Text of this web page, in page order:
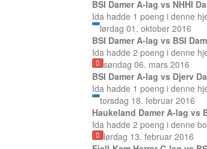
BSI Damer A-lag vs NHHI
Ida hadde 1 poeng i denne
lørdag 01. oktober 2016
BSI Damer A-lag vs BSI
Ida hadde 2 poeng i denne
søndag 06. mars 2016
BSI Damer A-lag vs Djerv
Ida hadde 1 poeng i denne
torsdag 18. februar 2016
Haukeland Damer A-lag vs
Ida hadde 2 poeng i denne
lørdag 13. februar 2016